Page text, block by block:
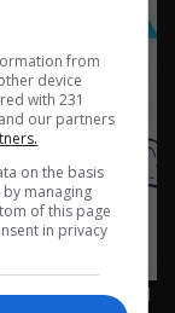
ابو دشير بغداد - الحلقة ٨٩ |
from
device
with 231
our partners
on the basis
managing
of this page
in privacy